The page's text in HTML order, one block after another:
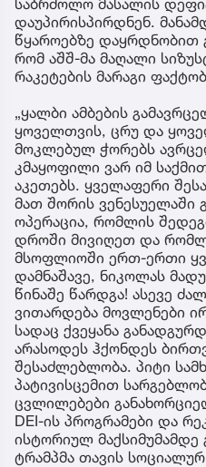
დაუპირისპირდნენ.
წყაროებზე დაყრდნობით
რომ აშშ-მა მაღალი
რაკეტების მარაგი
„ყალბი ამბების
ყოველთვის, ცრუ და
მოკლებულ ჭორებს
კმაყოფილი ვარ იმ
აკეთებს. ყველაფერი
მათ შორის ვენესუელაში
ოპერაცია, რომლის
დროში მივიღეთ და
მსოფლიოში ერთ-ერთი
დამნაშავე, ნიკოლას
წინაშე წარდგა! ასევე
ვითარდება მოვლენები
სადაც ქვეყანა
არასოდეს ჰქონდეს
შესაძლებლობა. პიტი
პატივისცემით
ცვლილებები
DEI-ის პროგრამები და
ისტორიულ მაქსიმუმამდე
ტრამპმა თავის